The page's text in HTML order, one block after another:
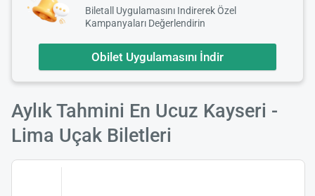
Biletall Uygulamasını Indirerek Özel
Kampanyaları Değerlendirin
Obilet Uygulamasını İndir
Aylık Tahmini En Ucuz Kayseri -
Lima Uçak Biletleri